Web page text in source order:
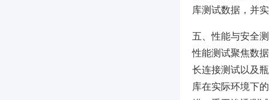
库测试数据，并
五、性能与安全
性能测试聚焦数
长连接测试以及
库在实际环境下